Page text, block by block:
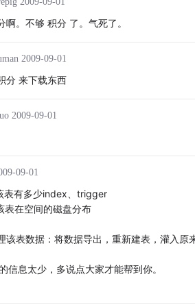
啊。不够 积分 了。气死了。
2009-09-01
分 来下载东西
2009-09-01
09-01
表有多少index、trigger
表在空间的磁盘分布
该表数据：将数据导出，重新建表，灌入原
信息太少，多说点大家才能帮到你。